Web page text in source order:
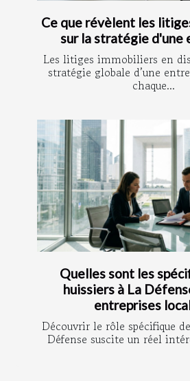
Ce que révèlent les
sur la stratégie d'une
Les litiges immobiliers en
stratégie globale d’une
chaque...
Quelles sont les
huissiers à La
entreprises
Découvrir le rôle spécifique
Défense suscite un réel